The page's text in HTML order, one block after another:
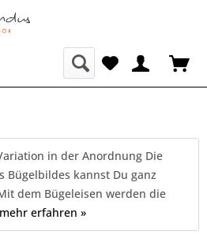
in der Anordnung Die
Bügelbildes kannst Du ganz
dem Bügeleisen werden die
mehr erfahren »